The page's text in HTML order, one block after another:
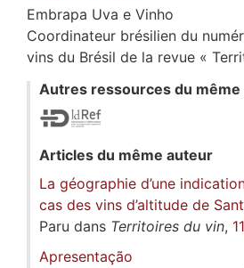
Embrapa Uva e Vinho
Coordinateur brésilien du
vins du Brésil de la revue «
Autres ressources du
Articles du même auteur
La géographie d’une
cas des vins d’altitude de
Paru dans Territoires du vin,
Apresentação